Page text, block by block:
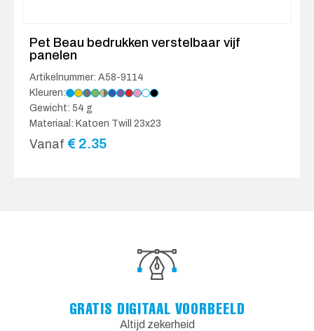
Pet Beau bedrukken verstelbaar vijf
panelen
Artikelnummer: A58-9114
Kleuren:
Gewicht: 54 g
Materiaal: Katoen Twill 23x23
Vanaf € 2.35
GRATIS DIGITAAL VOORBEELD
Altijd zekerheid